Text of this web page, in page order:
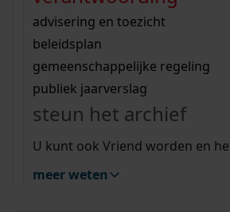
bouwvergunningen
omgevingsvergunningen
vergunningen
beeld en geluid
uitleg nodig?
Wij helpen u op weg met een
bekijk alle zoektips
Wij helpen u op weg met een
bekijk alle zoektips
bekijk ons geschiedenislokaal
advisering en toezicht
beleidsplan
gemeenschappelijke regeling
publiek jaarverslag
steun het archief
U kunt ook Vriend worden en
meer weten
zoektips
Mijn Studiezaal (inloggen)